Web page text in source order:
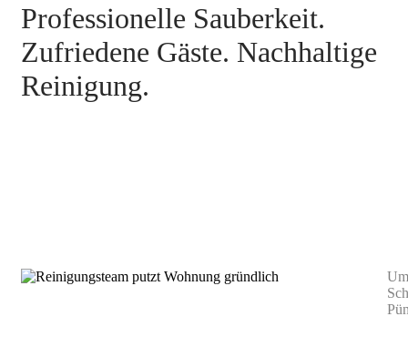
Professionelle Sauberkeit.
Zufriedene Gäste. Nachhaltige
Reinigung.